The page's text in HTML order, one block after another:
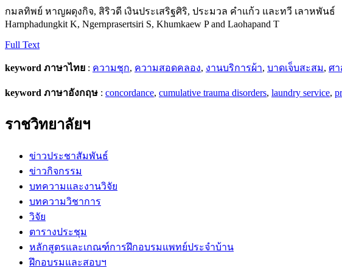
กมลทิพย์ หาญผดุงกิจ, สิริวดี เงินประเสริฐศิริ, ประมวล คำแก้ว และทวี เลาหพันธ์
Harnphadungkit K, Ngernprasertsiri S, Khumkaew P and Laohapand T
Full Text
keyword ภาษาไทย : ความชุก, ความสอดคลอง, งานบริการผ้า, บาดเจ็บสะสม, ศ
keyword ภาษาอังกฤษ : concordance, cumulative trauma disorders, laundry service,
ราชวิทยาลัยฯ
ข่าวประชาสัมพันธ์
ข่าวกิจกรรม
บทความและงานวิจัย
บทความวิชาการ
วิจัย
ตารางประชุม
หลักสูตรและเกณฑ์การฝึกอบรมแพทย์ประจำบ้าน
ฝึกอบรมและสอบฯ